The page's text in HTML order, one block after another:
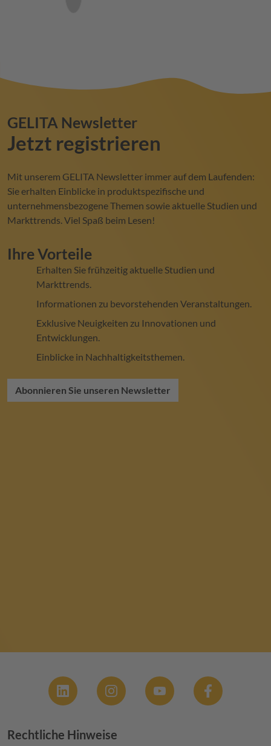
GELITA Newsletter
Jetzt registrieren
Mit unserem GELITA Newsletter immer auf dem Laufenden:
Sie erhalten Einblicke in produktspezifische und
unternehmensbezogene Themen sowie aktuelle Studien und
Markttrends. Viel Spaß beim Lesen!
Ihre Vorteile
Erhalten Sie frühzeitig aktuelle Studien und
Markttrends.
Informationen zu bevorstehenden Veranstaltungen.
Exklusive Neuigkeiten zu Innovationen und
Entwicklungen.
Einblicke in Nachhaltigkeitsthemen.
Abonnieren Sie unseren Newsletter
Footer menu
Rechtliche Hinweise
Social